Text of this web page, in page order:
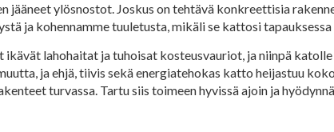
ylösnostot. Joskus on tehtävä konkreettisia
ja kohennamme tuuletusta, mikäli se kattosi tapauksessa
lahohaitat ja tuhoisat kosteusvauriot, ja niinpä
ja ehjä, tiivis sekä energiatehokas katto heijastuu
turvassa. Tartu siis toimeen hyvissä ajoin ja